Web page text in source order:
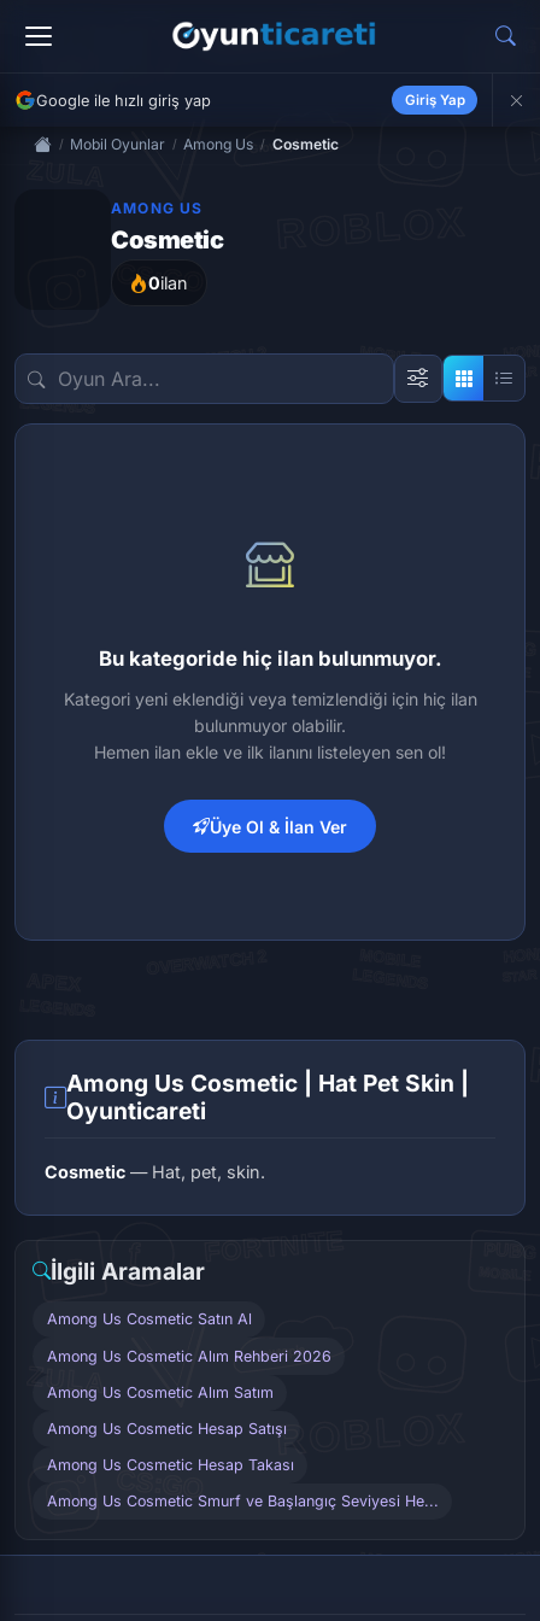
Google ile hızlı giriş yap Giriş Yap
Mobil Oyunlar Among Us Cosmetic
AMONG US
Cosmetic
0ilan
Bu kategoride hiç ilan bulunmuyor.
Kategori yeni eklendiği veya temizlendiği için hiç ilan
bulunmuyor olabilir.
Hemen ilan ekle ve ilk ilanını listeleyen sen ol!
Üye Ol & İlan Ver
Among Us Cosmetic | Hat Pet Skin |
Oyunticareti
Cosmetic — Hat, pet, skin.
İlgili Aramalar
Among Us Cosmetic Satın Al
Among Us Cosmetic Alım Rehberi 2026
Among Us Cosmetic Alım Satım
Among Us Cosmetic Hesap Satışı
Among Us Cosmetic Hesap Takası
Among Us Cosmetic Smurf ve Başlangıç Seviyesi He...